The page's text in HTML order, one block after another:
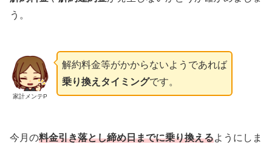
う。
家計メンテP
解約料金等がかからないようであれば
乗り換えタイミングです。
今月の料金引き落とし締め日までに乗り換えるようにしま